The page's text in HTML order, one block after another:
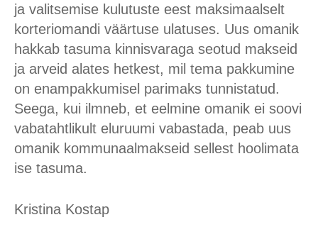
ja valitsemise kulutuste eest maksimaalselt
korteriomandi väärtuse ulatuses. Uus omanik
hakkab tasuma kinnisvaraga seotud makseid
ja arveid alates hetkest, mil tema pakkumine
on enampakkumisel parimaks tunnistatud.
Seega, kui ilmneb, et eelmine omanik ei soovi
vabatahtlikult eluruumi vabastada, peab uus
omanik kommunaalmakseid sellest hoolimata
ise tasuma.
Kristina Kostap